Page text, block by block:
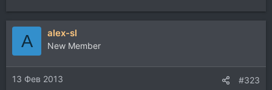
A alex-sl
New Member
13 Фев 2013 #323